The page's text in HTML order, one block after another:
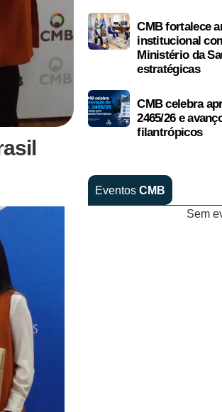
CMB fortalece
institucional
Ministério da
estratégicas
CMB celebra
2465/26 e
filantrópicos
Eventos CMB
Sem